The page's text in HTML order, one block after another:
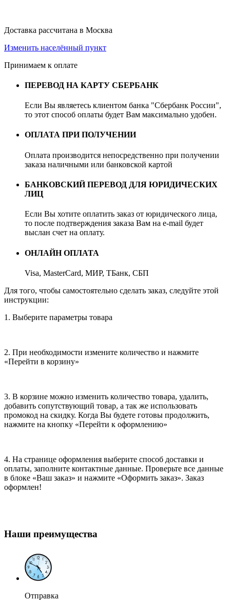
Доставка рассчитана в Москва
Изменить населённый пункт
Принимаем к оплате
ПЕРЕВОД НА КАРТУ СБЕРБАНК
Если Вы являетесь клиентом банка "Сбербанк России",
то этот способ оплаты будет Вам максимально удобен.
ОПЛАТА ПРИ ПОЛУЧЕНИИ
Оплата производится непосредственно при получении
заказа наличными или банковской картой
БАНКОВСКИЙ ПЕРЕВОД ДЛЯ ЮРИДИЧЕСКИХ
ЛИЦ
Если Вы хотите оплатить заказ от юридического лица,
то после подтверждения заказа Вам на e-mail будет
выслан счет на оплату.
ОНЛАЙН ОПЛАТА
Visa, MasterCard, МИР, ТБанк, СБП
Для того, чтобы самостоятельно сделать заказ, следуйте этой
инструкции:
1. Выберите параметры товара
2. При необходимости измените количество и нажмите
«Перейти в корзину»
3. В корзине можно изменить количество товара, удалить,
добавить сопутствующий товар, а так же использовать
промокод на скидку. Когда Вы будете готовы продолжить,
нажмите на кнопку «Перейти к оформлению»
4. На странице оформления выберите способ доставки и
оплаты, заполните контактные данные. Проверьте все данные
в блоке «Ваш заказ» и нажмите «Оформить заказ». Заказ
оформлен!
Наши преимущества
Отправка